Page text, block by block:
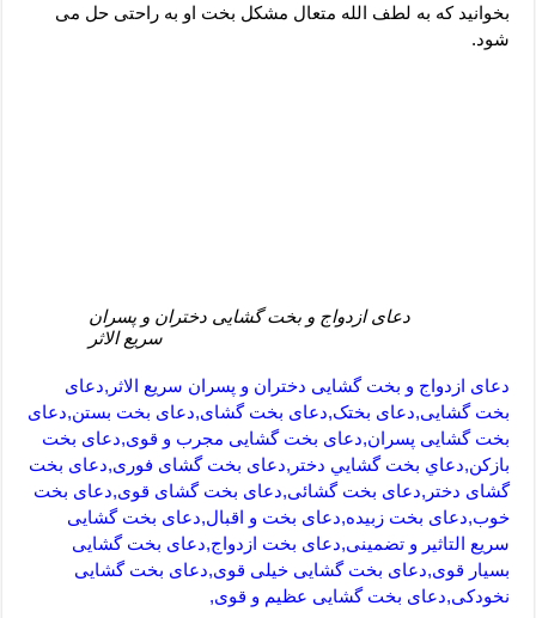
بخوانید که به لطف الله متعال مشکل بخت او به راحتی حل می
شود.
دعای ازدواج و بخت گشایی دختران و پسران
سریع الاثر
دعای ازدواج و بخت گشایی دختران و پسران سریع الاثر,دعای
بخت گشایی,دعای بختک,دعای بخت گشای,دعای بخت بستن,دعای
بخت گشایی پسران,دعای بخت گشایی مجرب و قوی,دعای بخت
بازکن,دعاي بخت گشايي دختر,دعای بخت گشای فوری,دعای بخت
گشای دختر,دعای بخت گشائی,دعای بخت گشای قوی,دعای بخت
خوب,دعای بخت زبیده,دعای بخت و اقبال,دعای بخت گشایی
سریع التاثیر و تضمینی,دعای بخت ازدواج,دعای بخت گشایی
بسیار قوی,دعای بخت گشایی خیلی قوی,دعای بخت گشایی
نخودکی,دعای بخت گشایی عظیم و قوی,